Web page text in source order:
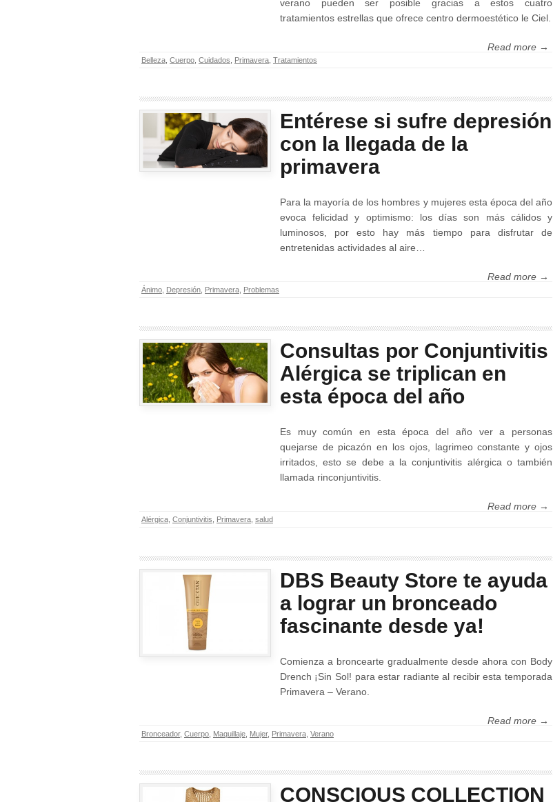
verano pueden ser posible gracias a estos cuatro
tratamientos estrellas que ofrece centro dermoestético le Ciel.
Read more →
Belleza Cuerpo Cuidados Primavera Tratamientos
Entérese si sufre depresión
con la llegada de la
primavera
Para la mayoría de los hombres y mujeres esta época del año
evoca felicidad y optimismo: los días son más cálidos y
luminosos, por esto hay más tiempo para disfrutar de
entretenidas actividades al aire…
Read more →
Ánimo Depresión Primavera Problemas
Consultas por Conjuntivitis
Alérgica se triplican en
esta época del año
Es muy común en esta época del año ver a personas
quejarse de picazón en los ojos, lagrimeo constante y ojos
irritados, esto se debe a la conjuntivitis alérgica o también
llamada rinconjuntivitis.
Read more →
Alérgica Conjuntivitis Primavera salud
DBS Beauty Store te ayuda
a lograr un bronceado
fascinante desde ya!
Comienza a broncearte gradualmente desde ahora con Body
Drench ¡Sin Sol! para estar radiante al recibir esta temporada
Primavera – Verano.
Read more →
Bronceador, Cuerpo Maquillaje Mujer, Primavera Verano
CONSCIOUS COLLECTION